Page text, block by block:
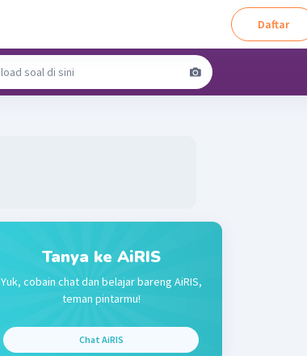
Daftar
Tanya ke AiRIS
Yuk, cobain chat dan belajar bareng AiRIS,
teman pintarmu!
Chat AiRIS